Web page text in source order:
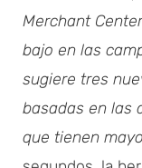
Merchant
bajo en las
sugiere tres
basadas en las
que tienen